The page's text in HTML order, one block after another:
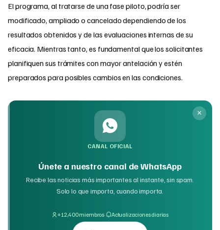
El programa, al tratarse de una fase piloto, podría ser
modificado, ampliado o cancelado dependiendo de los
resultados obtenidos y de las evaluaciones internas de su
eficacia. Mientras tanto, es fundamental que los solicitantes
planifiquen sus trámites con mayor antelación y estén
preparados para posibles cambios en las condiciones.
CANAL OFICIAL
Únete a nuestro canal de WhatsApp
Recibe las noticias más importantes al instante, sin spam.
Solo lo que importa, cuando importa.
+12,400 miembros· Actualizaciones diarias